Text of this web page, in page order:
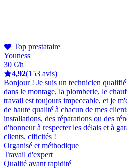
Top prestataire
Youness
30 €/h
4,92(153 avis)
Bonjour ! Je suis un technicien
dans le montage, la plomberie, le
travail est toujours impeccable, et je
de haute qualité à chacun de mes
installations, des réparations ou des
d'honneur à respecter les délais et à
clients. cificités !
Organisé et méthodique
Travail d'expert
Qualité avant rapidité